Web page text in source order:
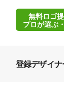
無料ロゴ
プロが選ぶ
登録デザイナ